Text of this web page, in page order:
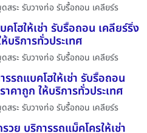
สระ รับวางท่อ รับรื้อถอน เคลียร์ร
โฮให้เช่า รับรื้อถอน เคลียร์ริ่ง
ริการทั่วประเทศ
สระ รับวางท่อ รับรื้อถอน เคลียร์ร
รถแบคโฮให้เช่า รับรื้อถอน
คาถูก ให้บริการทั่วประเทศ
สระ รับวางท่อ รับรื้อถอน เคลียร์ร
ย บริการรถแม็คโครให้เช่า